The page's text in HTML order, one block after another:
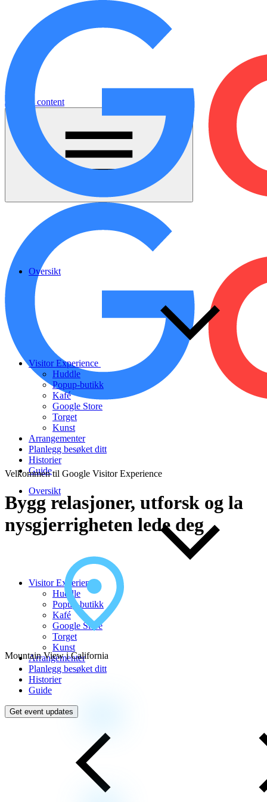
Jump to content
Oversikt
Visitor Experience
Huddle
Popup-butikk
Kafé
Google Store
Torget
Kunst
Arrangementer
Planlegg besøket ditt
Historier
Guide
Oversikt
Visitor Experience
Huddle
Popup-butikk
Kafé
Google Store
Torget
Kunst
Arrangementer
Planlegg besøket ditt
Historier
Guide
Get event updates
Velkommen til Google Visitor Experience
Bygg relasjoner, utforsk og la
nysgjerrigheten lede deg
Mountain View i California